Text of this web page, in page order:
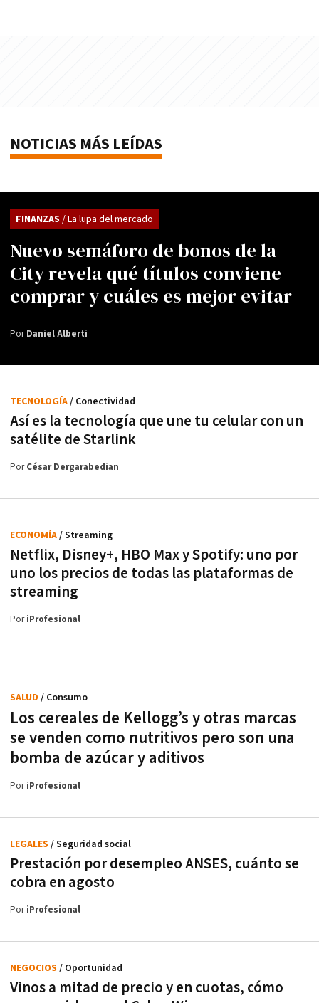
NOTICIAS MÁS LEÍDAS
Nuevo semáforo de bonos de la
City revela qué títulos conviene
comprar y cuáles es mejor evitar
FINANZAS / La lupa del mercado
PorDaniel Alberti
Así es la tecnología que une tu celular con un
satélite de Starlink
TECNOLOGÍA/ Conectividad
PorCésar Dergarabedian
Netflix, Disney+, HBO Max y Spotify: uno por
uno los precios de todas las plataformas de
streaming
ECONOMÍA/ Streaming
PoriProfesional
Los cereales de Kellogg’s y otras marcas
se venden como nutritivos pero son una
bomba de azúcar y aditivos
SALUD / Consumo
PoriProfesional
Prestación por desempleo ANSES, cuánto se
cobra en agosto
LEGALES / Seguridad social
PoriProfesional
Vinos a mitad de precio y en cuotas, cómo
NEGOCIOS / Oportunidad